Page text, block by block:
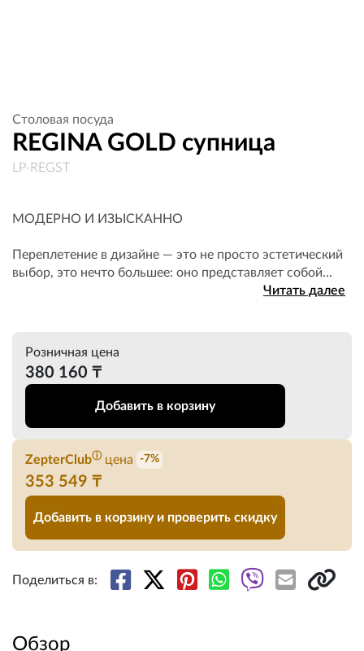
Столовая посуда
REGINA GOLD супница
LP-REGST
МОДЕРНО И ИЗЫСКАННО
Переплетение в дизайне — это не просто эстетический
выбор, это нечто большее: оно представляет собой...
Читать далее
Розничная цена
380 160 ₸
Добавить в корзину
ZepterClubⓘ цена -7%
353 549 ₸
Добавить в корзину и проверить скидку
Поделиться в:
Обзор